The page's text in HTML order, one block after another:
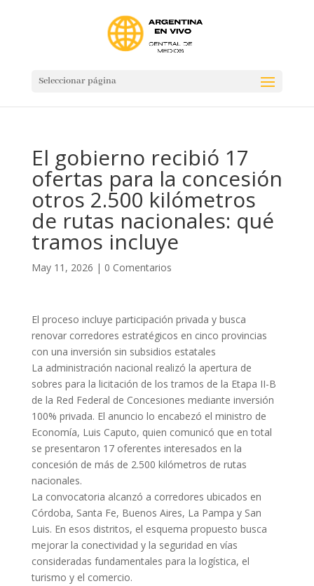
Seleccionar página
El gobierno recibió 17
ofertas para la concesión
otros 2.500 kilómetros
de rutas nacionales: qué
tramos incluye
May 11, 2026 | 0 Comentarios
El proceso incluye participación privada y busca
renovar corredores estratégicos en cinco provincias
con una inversión sin subsidios estatales
La administración nacional realizó la apertura de
sobres para la licitación de los tramos de la Etapa II-B
de la Red Federal de Concesiones mediante inversión
100% privada. El anuncio lo encabezó el ministro de
Economía, Luis Caputo, quien comunicó que en total
se presentaron 17 oferentes interesados en la
concesión de más de 2.500 kilómetros de rutas
nacionales.
La convocatoria alcanzó a corredores ubicados en
Córdoba, Santa Fe, Buenos Aires, La Pampa y San
Luis. En esos distritos, el esquema propuesto busca
mejorar la conectividad y la seguridad en vías
consideradas fundamentales para la logística, el
turismo y el comercio.